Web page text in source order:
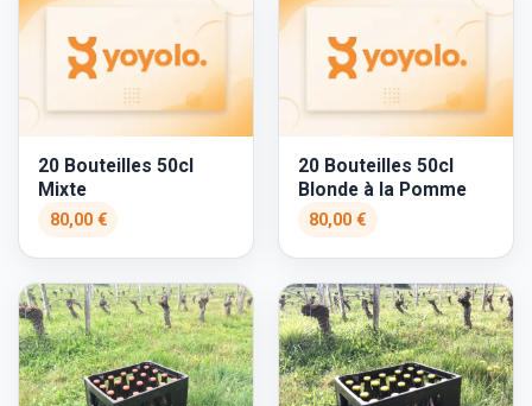
20 Bouteilles 50cl
Mixte
80,00 €
20 Bouteilles 50cl
Blonde à la Pomme
80,00 €